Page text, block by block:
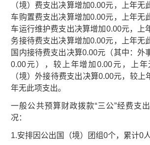
（境）费支出决算增加0.00元，上年无
车购置费支出决算增加0.00元，上年无
车运行维护费支出决算增加0.00元，上
务接待费支出决算增加0.00元，上年无
国内接待费支出决算0.00元（其中：外
0.00元），较上年增加0.00元，上年
（境）外接待费支出决算0.00元，较上
年无此项支出。
一般公共预算财政拨款“三公”经费支
况：
1.安排因公出国（境）团组0个，累计0人